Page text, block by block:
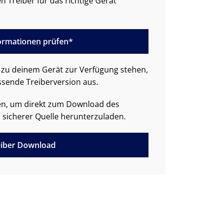
prüfen*
deinem Gerät zur Verfügung stehen,
Treiberversion aus.
um direkt zum Download des
Quelle herunterzuladen.
Download